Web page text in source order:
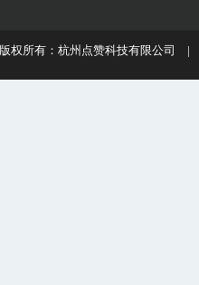
版权所有：杭州点赞科技有限公司